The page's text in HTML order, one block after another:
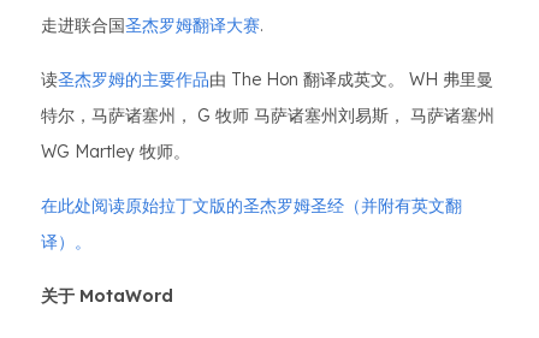
走进联合国圣杰罗姆翻译大赛.
读圣杰罗姆的主要作品由 The Hon 翻译成英文。 WH 弗里曼
特尔，马萨诸塞州， G 牧师 马萨诸塞州刘易斯， 马萨诸塞州
WG Martley 牧师。
在此处阅读原始拉丁文版的圣杰罗姆圣经（并附有英文翻
译）。
关于 MotaWord